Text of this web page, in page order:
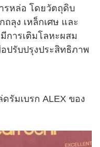
รหล่อ โดยวัตถุดิบ
ลุง เหล็กเศษ และ
การเติมโลหะผสม
ปรับปรุงประสิทธิภาพ
รัมเบรก ALEX ของ